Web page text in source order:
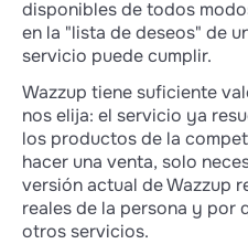
disponibles de todos
en la "lista de deseos" de
servicio puede cumplir.
Wazzup tiene suficiente
nos elija: el servicio ya
los productos de la
hacer una venta, solo
versión actual de Wazzup
reales de la persona y por
otros servicios.